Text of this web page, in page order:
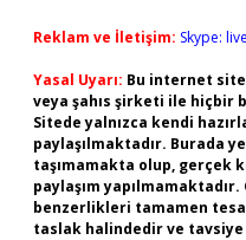
Reklam ve İletişim: Skype:
Yasal Uyarı: Bu internet
veya şahıs şirketi ile hiçbir
Sitede yalnızca kendi
paylaşılmaktadır. Burada
taşımamakta olup, gerçek
paylaşım
benzerlikleri tamamen
taslak halindedir ve